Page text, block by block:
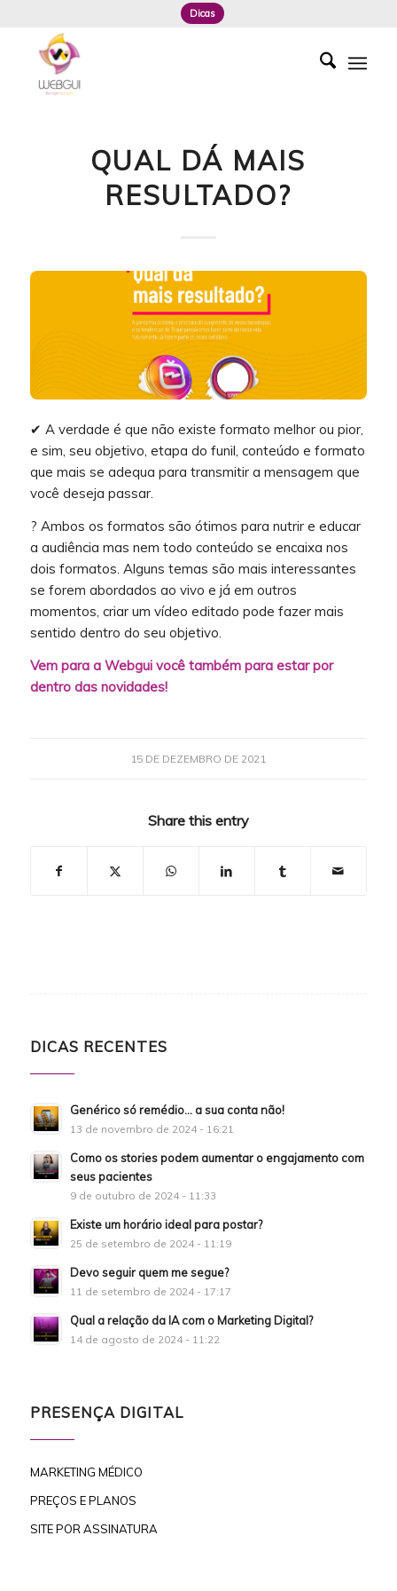
Dicas
QUAL DÁ MAIS
RESULTADO?
✔ A verdade é que não existe formato melhor ou pior,
e sim, seu objetivo, etapa do funil, conteúdo e formato
que mais se adequa para transmitir a mensagem que
você deseja passar.
? Ambos os formatos são ótimos para nutrir e educar
a audiência mas nem todo conteúdo se encaixa nos
dois formatos. Alguns temas são mais interessantes
se forem abordados ao vivo e já em outros
momentos, criar um vídeo editado pode fazer mais
sentido dentro do seu objetivo.
Vem para a Webgui você também para estar por
dentro das novidades!
15 DE DEZEMBRO DE 2021
Share this entry
DICAS RECENTES
Genérico só remédio… a sua conta não!
13 de novembro de 2024 - 16:21
Como os stories podem aumentar o engajamento com
seus pacientes
9 de outubro de 2024 - 11:33
Existe um horário ideal para postar?
25 de setembro de 2024 - 11:19
Devo seguir quem me segue?
11 de setembro de 2024 - 17:17
Qual a relação da IA com o Marketing Digital?
14 de agosto de 2024 - 11:22
PRESENÇA DIGITAL
MARKETING MÉDICO
PREÇOS E PLANOS
SITE POR ASSINATURA